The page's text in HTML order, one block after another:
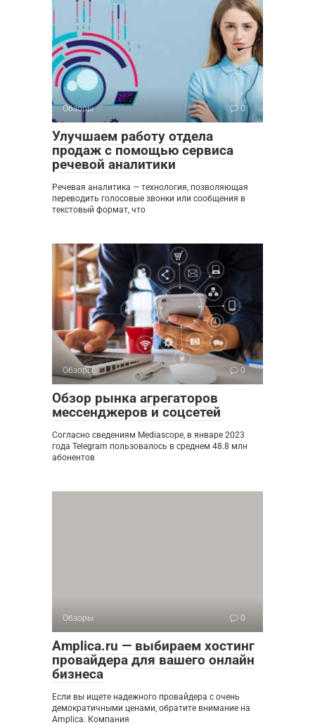
Обзоры 0
Улучшаем работу отдела
продаж с помощью сервиса
речевой аналитики
Речевая аналитика — технология, позволяющая
переводить голосовые звонки или сообщения в
текстовый формат, что
Обзоры 0
Обзор рынка агрегаторов
мессенджеров и соцсетей
Согласно сведениям Mediascope, в январе 2023
года Telegram пользовалось в среднем 48.8 млн
абонентов
Обзоры 0
Amplica.ru — выбираем хостинг
провайдера для вашего онлайн
бизнеса
Если вы ищете надежного провайдера с очень
демократичными ценами, обратите внимание на
Amplica. Компания